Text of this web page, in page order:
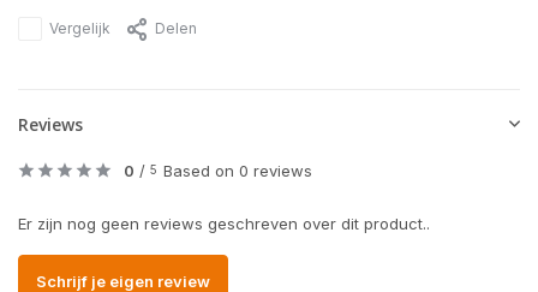
Vergelijk Delen
Reviews
0 / 5 Based on 0 reviews
Er zijn nog geen reviews geschreven over dit product..
Schrijf je eigen review